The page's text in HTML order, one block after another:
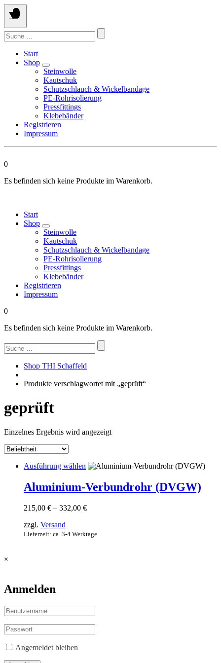
Springen
Sie
zum
Inhalt
Suchen
nach:
Start
Shop
Steinwolle
Kautschuk
Schutzschlauch & Wickelbandage
PE-Rohrisolierung
Pressfittings
Klebebänder
Registrieren
Impressum
0
Es befinden sich keine Produkte im Warenkorb.
Start
Shop
Steinwolle
Kautschuk
Schutzschlauch & Wickelbandage
PE-Rohrisolierung
Pressfittings
Klebebänder
Registrieren
Impressum
0
Es befinden sich keine Produkte im Warenkorb.
Suchen
nach:
Shop THI Schaffeld
Produkte verschlagwortet mit „geprüft“
geprüft
Einzelnes Ergebnis wird angezeigt
Ausführung wählen Dieses
weist
mehrere
können
Aluminium-Verbundrohr (DVGW)
215,00 € – 332,00 €Preisspanne:
332,00 €
zzgl. Versand
Lieferzeit: ca. 3-4 Werktage
×
Anmelden
Angemeldet bleiben